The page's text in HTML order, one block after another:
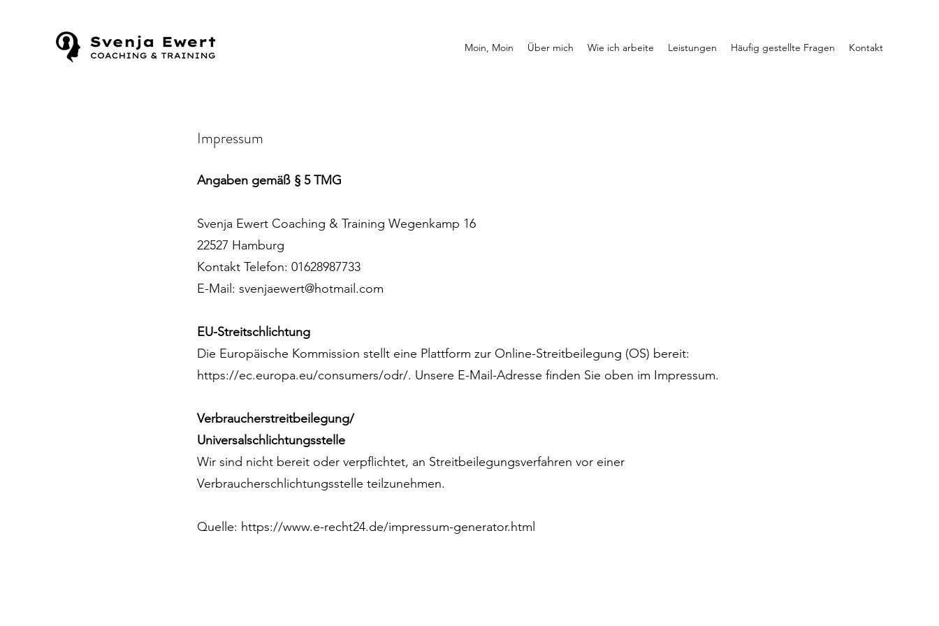
Moin, Moin Über mich Wie ich arbeite Leistungen Häufig gestellte Fragen Kontakt
Impressum
Angaben gemäß § 5 TMG
Svenja Ewert Coaching & Training Wegenkamp 16
22527 Hamburg
Kontakt Telefon: 01628987733
E-Mail: svenjaewert@hotmail.com
EU-Streitschlichtung
Die Europäische Kommission stellt eine Plattform zur Online-Streitbeilegung (OS) bereit:
https://ec.europa.eu/consumers/odr/. Unsere E-Mail-Adresse finden Sie oben im Impressum.
Verbraucherstreitbeilegung/
Universalschlichtungsstelle
Wir sind nicht bereit oder verpflichtet, an Streitbeilegungsverfahren vor einer
Verbraucherschlichtungsstelle teilzunehmen.
Quelle: https://www.e-recht24.de/impressum-generator.html